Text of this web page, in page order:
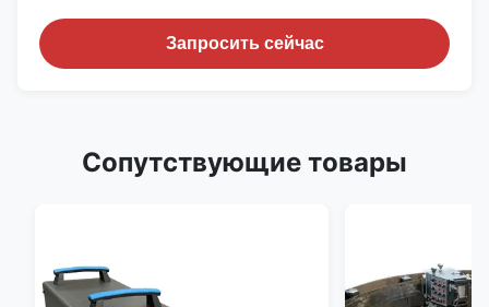
Запросить сейчас
Сопутствующие товары